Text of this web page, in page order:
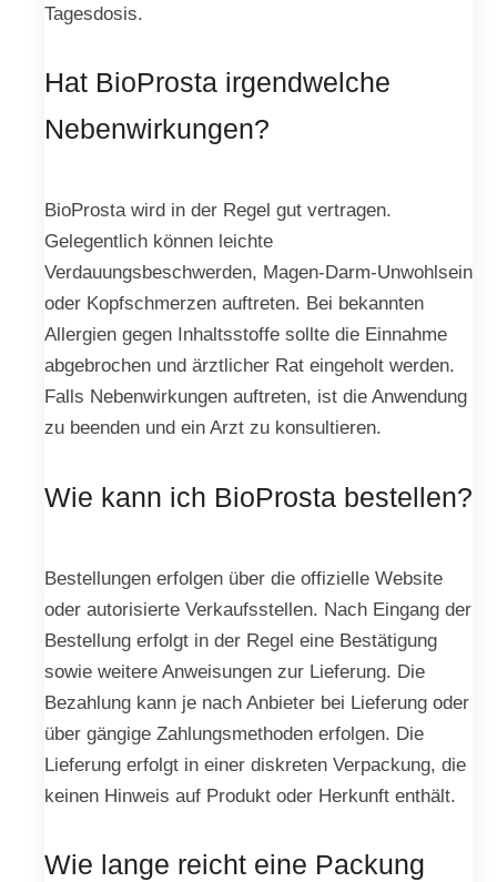
Tagesdosis.
Hat BioProsta irgendwelche
Nebenwirkungen?
BioProsta wird in der Regel gut vertragen.
Gelegentlich können leichte
Verdauungsbeschwerden, Magen-Darm-Unwohlsein
oder Kopfschmerzen auftreten. Bei bekannten
Allergien gegen Inhaltsstoffe sollte die Einnahme
abgebrochen und ärztlicher Rat eingeholt werden.
Falls Nebenwirkungen auftreten, ist die Anwendung
zu beenden und ein Arzt zu konsultieren.
Wie kann ich BioProsta bestellen?
Bestellungen erfolgen über die offizielle Website
oder autorisierte Verkaufsstellen. Nach Eingang der
Bestellung erfolgt in der Regel eine Bestätigung
sowie weitere Anweisungen zur Lieferung. Die
Bezahlung kann je nach Anbieter bei Lieferung oder
über gängige Zahlungsmethoden erfolgen. Die
Lieferung erfolgt in einer diskreten Verpackung, die
keinen Hinweis auf Produkt oder Herkunft enthält.
Wie lange reicht eine Packung